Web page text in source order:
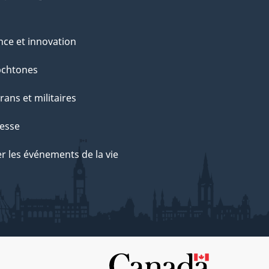
et innovation
et militaires
les événements de la vie